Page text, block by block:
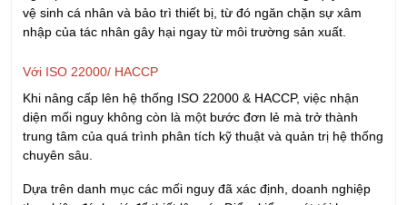
Email:
Số điện thoại:
Công ty: